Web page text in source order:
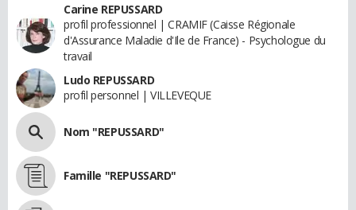
Carine REPUSSARD
profil professionnel | CRAMIF (Caisse Régionale
d'Assurance Maladie d'Ile de France) - Psychologue du
travail
Ludo REPUSSARD
profil personnel | VILLEVEQUE
Nom "REPUSSARD"
Famille "REPUSSARD"